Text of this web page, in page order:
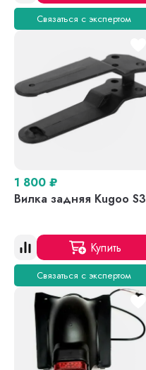
Связаться с экспертом
1 800 ₽
Вилка задняя Kugoo S3
Купить
Связаться с экспертом